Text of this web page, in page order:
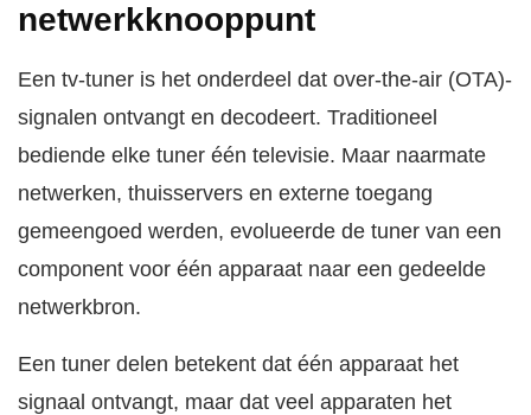
netwerkknooppunt
Een tv-tuner is het onderdeel dat over-the-air (OTA)-
signalen ontvangt en decodeert. Traditioneel
bediende elke tuner één televisie. Maar naarmate
netwerken, thuisservers en externe toegang
gemeengoed werden, evolueerde de tuner van een
component voor één apparaat naar een gedeelde
netwerkbron.
Een tuner delen betekent dat één apparaat het
signaal ontvangt, maar dat veel apparaten het